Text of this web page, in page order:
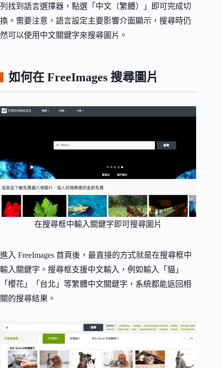
列找到語言選擇器，點選「中文（繁體）」即可完成切
換。需要注意，語言設定主要影響介面顯示，搜尋時仍
然可以使用中文關鍵字來搜尋圖片。
如何在 FreeImages 搜尋圖片
在搜尋框中輸入關鍵字即可搜尋圖片
進入 FreeImages 首頁後，最直接的方式就是在搜尋框中
輸入關鍵字。搜尋框支援中文輸入，例如輸入「貓」
「櫻花」「台北」等繁體中文關鍵字，系統都能返回相
關的搜尋結果。